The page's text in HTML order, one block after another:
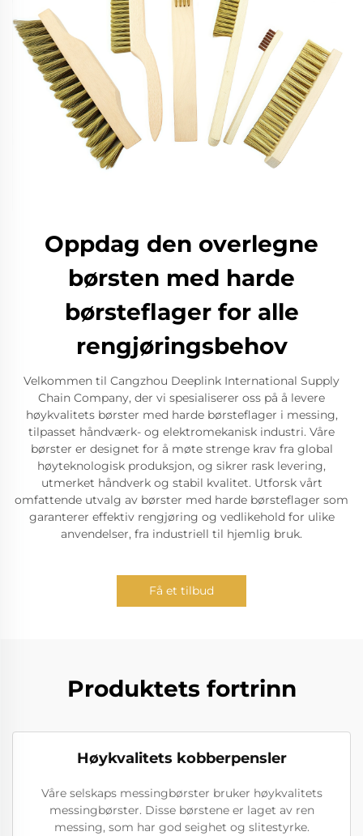
Oppdag den overlegne
børsten med harde
børsteflager for alle
rengjøringsbehov
Velkommen til Cangzhou Deeplink International Supply
Chain Company, der vi spesialiserer oss på å levere
høykvalitets børster med harde børsteflager i messing,
tilpasset håndværk- og elektromekanisk industri. Våre
børster er designet for å møte strenge krav fra global
høyteknologisk produksjon, og sikrer rask levering,
utmerket håndverk og stabil kvalitet. Utforsk vårt
omfattende utvalg av børster med harde børsteflager som
garanterer effektiv rengjøring og vedlikehold for ulike
anvendelser, fra industriell til hjemlig bruk.
Få et tilbud
Produktets fortrinn
Høykvalitets kobberpensler
Våre selskaps messingbørster bruker høykvalitets
messingbørster. Disse børstene er laget av ren
messing, som har god seighet og slitestyrke.